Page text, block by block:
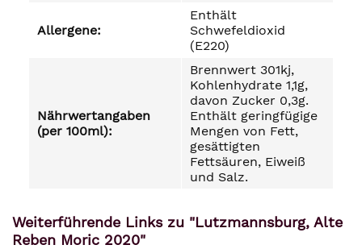
Allergene:
Enthält
Schwefeldioxid
(E220)
Nährwertangaben
(per 100ml):
Brennwert 301kj,
Kohlenhydrate 1,1g,
davon Zucker 0,3g.
Enthält geringfügige
Mengen von Fett,
gesättigten
Fettsäuren, Eiweiß
und Salz.
Weiterführende Links zu "Lutzmannsburg, Alte
Reben Moric 2020"